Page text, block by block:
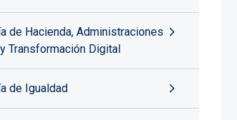
de Hacienda, Administraciones
Transformación Digital
de Igualdad